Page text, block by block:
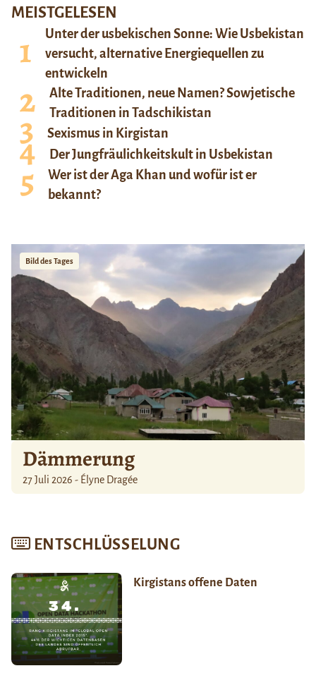
MEISTGELESEN
Unter der usbekischen Sonne: Wie Usbekistan
versucht, alternative Energiequellen zu
entwickeln
Alte Traditionen, neue Namen? Sowjetische
Traditionen in Tadschikistan
Sexismus in Kirgistan
Der Jungfräulichkeitskult in Usbekistan
Wer ist der Aga Khan und wofür ist er
bekannt?
Bild des Tages
Dämmerung
27 Juli 2026 - Élyne Dragée
ENTSCHLÜSSELUNG
Kirgistans offene Daten